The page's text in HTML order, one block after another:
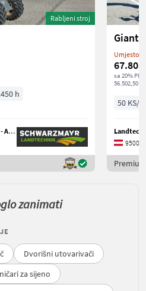
Rabljeni stroj
h
Schwarzmayr Landtechnik GmbH - Aurolzmünster
Giant
Umjesto:
67.803
sa 20%
56.502,50 €
50 KS/
9500
zanimati
Dvorišni utovarivači
za sijeno